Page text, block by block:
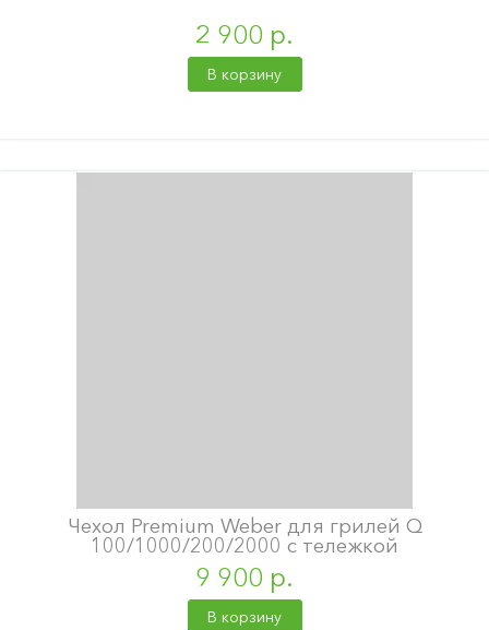
2 900 р.
В корзину
Чехол Premium Weber для грилей Q
100/1000/200/2000 с тележкой
9 900 р.
В корзину